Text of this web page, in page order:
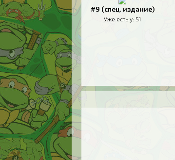
#9 (спец. издание)
Уже есть у: 51